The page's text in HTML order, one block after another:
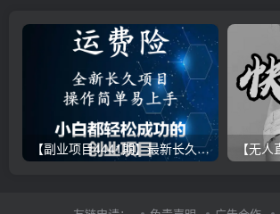
【副业项目4441期】最新长久稳定暴利项目，运费险全新玩法，日赚1000（包含详细教程，全程指导）